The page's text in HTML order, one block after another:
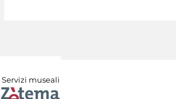
Servizi museali